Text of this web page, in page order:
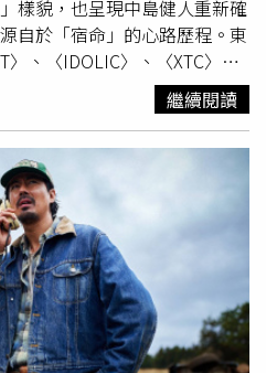
智慧健康應用，包括運用AI去
的情況下，即時監測跌倒及異
電感測，提供個人化復能訓練
慧床墊、智慧推車與AIoT感測
供離床警示及遠距健康監測，
研發、場域驗證到服務落地的
案件高度牽涉個人隱私與國家
合民主法治價值的AI系統，因
「法務專屬大型語言模型計
健落地策略，預計進行規模
態系。未來將透過建構AI運
型推論服務，並優先導入檢
購等實務場域，縮短每年超過
行案件等文書及查找作業時
樣貌，也呈現中島健人重新確
自於「宿命」的心路歷程。東
、〈IDOLIC〉、〈XTC〉、
也驚喜首度公開最新單曲
動畫《擅長逃跑的殿下》第二
與作詞，以主角北條時行不向
靈感，搭配融合和風元素的流
面貌。演出當天他更身穿MV
了「殿下」，令全場氣氛瞬間
，中島健人也將馬不停蹄地展
北、曼谷與首爾三座城市演
將於8月29、8月30日一連兩
年首度在台舉辦個人演唱會便
來台，更讓不少 U:nity（官方
繼續閱讀